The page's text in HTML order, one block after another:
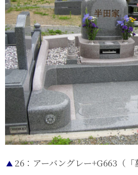
▲ 26：アーバングレー+G663（「